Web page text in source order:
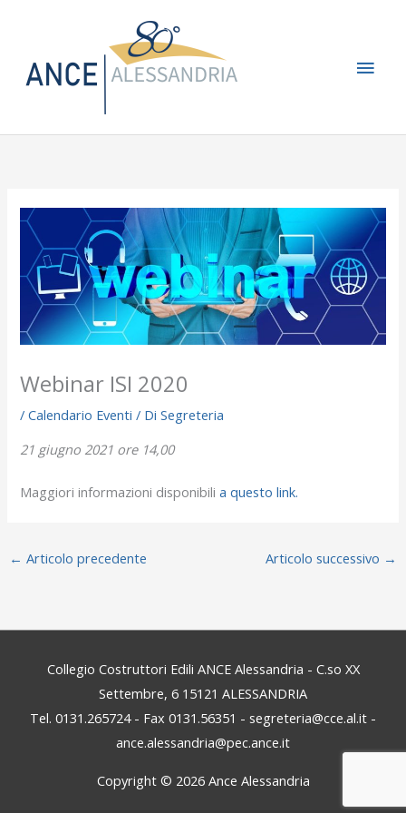
Webinar ISI 2020
/Calendario Eventi / DiSegreteria
21 giugno 2021 ore 14,00
Maggiori informazioni disponibilia questo link.
← Articolo precedente Articolo successivo →
Collegio Costruttori Edili ANCE Alessandria - C.so XX
Settembre, 6 15121 ALESSANDRIA
Tel. 0131.265724 - Fax 0131.56351 - segreteria@cce.al.it -
ance.alessandria@pec.ance.it
Copyright © 2026 Ance Alessandria